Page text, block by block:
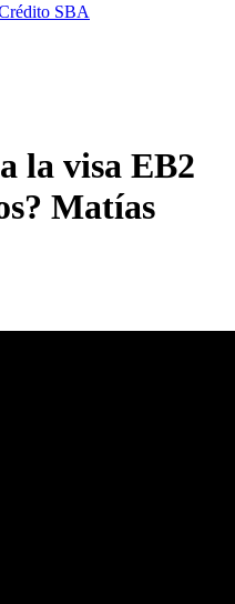
SBA
la visa EB2
Matías